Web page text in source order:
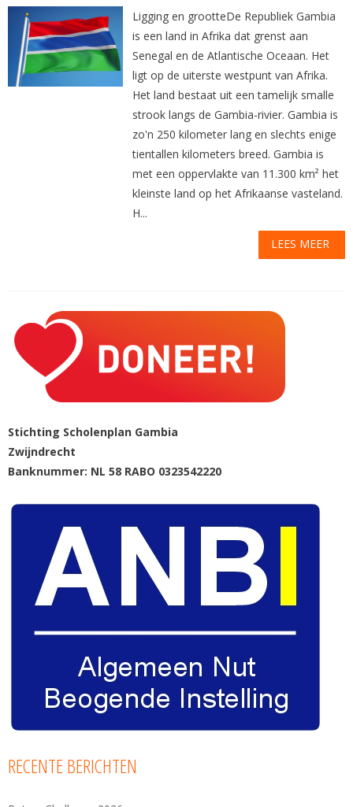
Ligging en grootteDe Republiek Gambia
is een land in Afrika dat grenst aan
Senegal en de Atlantische Oceaan. Het
ligt op de uiterste westpunt van Afrika.
Het land bestaat uit een tamelijk smalle
strook langs de Gambia-rivier. Gambia is
zo'n 250 kilometer lang en slechts enige
tientallen kilometers breed. Gambia is
met een oppervlakte van 11.300 km² het
kleinste land op het Afrikaanse vasteland.
H...
LEES MEER
Stichting Scholenplan Gambia
Zwijndrecht
Banknummer: NL 58 RABO 0323542220
RECENTE BERICHTEN